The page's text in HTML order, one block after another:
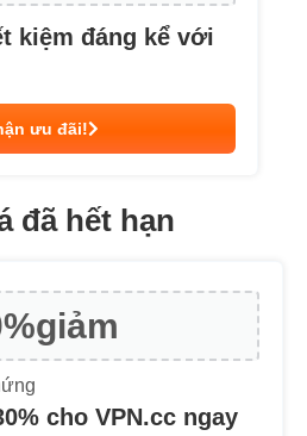
kiệm đáng kể với
ưu đãi!
đã hết hạn
giảm
cho VPN.cc ngay